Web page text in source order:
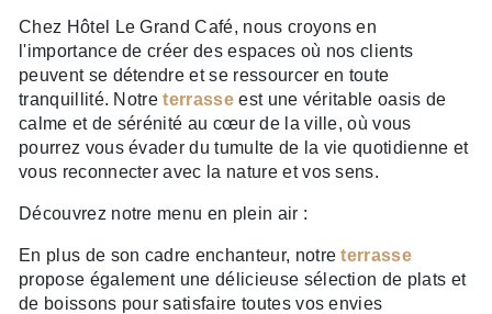
Chez Hôtel Le Grand Café, nous croyons en
l'importance de créer des espaces où nos clients
peuvent se détendre et se ressourcer en toute
tranquillité. Notreterrasseest une véritable oasis de
calme et de sérénité au cœur de la ville, où vous
pourrez vous évader du tumulte de la vie quotidienne et
vous reconnecter avec la nature et vos sens.
Découvrez notre menu en plein air :
En plus de son cadre enchanteur, notreterrasse
propose également une délicieuse sélection de plats et
de boissons pour satisfaire toutes vos envies